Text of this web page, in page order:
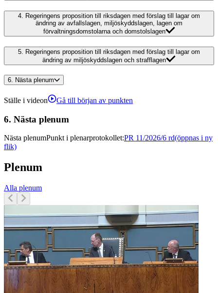
4.
Regeringens proposition till riksdagen med förslag till lagar om
ändring av avfallslagen, miljöskyddslagen, lagen om
förvaltningsdomstolarna och domstolslagen
5. Regeringens proposition till riksdagen med förslag till lagar om
ändring av miljöskyddslagen och strafflagen
6. Nästa plenum
Ställe i videon Gå till början av punkten
6. Nästa plenum
Nästa plenumPunkt i plenarprotokollet:PR 11/2026/6 rd(öppnas i ny
flik)
Plenum
Alla plenum